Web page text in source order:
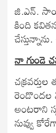
జి.ఎన్.
కింది
నా గుండె
రెండొందల
అంటరాని
నువ్వు